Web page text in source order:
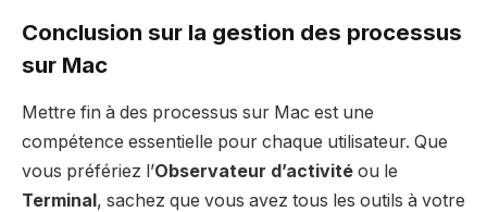
Conclusion sur la gestion des processus
sur Mac
Mettre fin à des processus sur Mac est une
compétence essentielle pour chaque utilisateur. Que
vous préfériez l’Observateur d’activité ou le
Terminal, sachez que vous avez tous les outils à votre